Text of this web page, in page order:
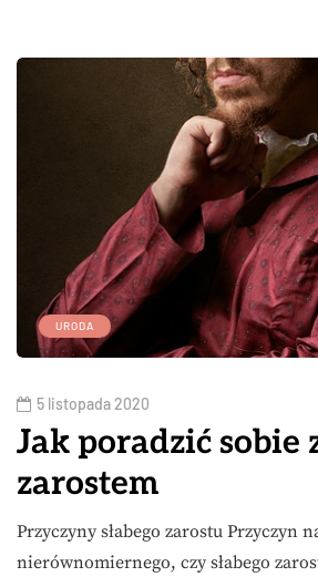
URODA
5 listopada 2020
Jak poradzić sobie
zarostem
Przyczyny słabego zarostu Przyczyn
nierównomiernego, czy słabego